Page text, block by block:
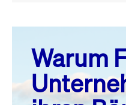
August 26
MO. DI. MI.
Warum